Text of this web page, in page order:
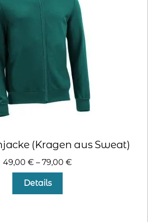
können
auf
der
Produktseite
gewählt
werden
(Kragen aus Sweat)
49,00 € – 79,00 €
Details